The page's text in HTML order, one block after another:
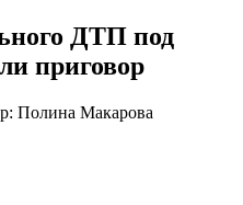
ДТП под
приговор
Полина Макарова